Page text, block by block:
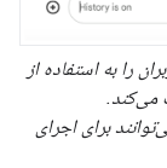
را به استفاده از
می‌کند.
برای اجرای